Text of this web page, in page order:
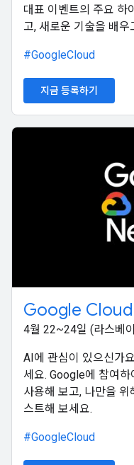
대표 이벤트의 주요 하
고, 새로운 기술을 배
#GoogleCloud
지금 등록하기
Google Cloud
4월 22~24일 (라스베
AI에 관심이 있으신가
세요. Google에 참여
사용해 보고, 나만을 위
스트해 보세요.
#GoogleCloud